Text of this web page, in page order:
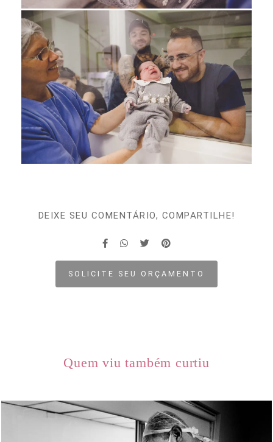
DEIXE SEU COMENTÁRIO, COMPARTILHE!
SOLICITE SEU ORÇAMENTO
Quem viu também curtiu